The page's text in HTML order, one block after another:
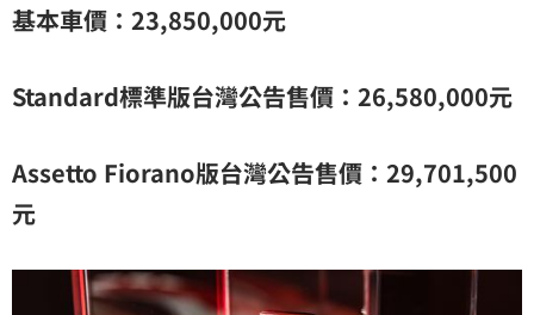
基本車價：23,850,000元
Standard標準版台灣公告售價：26,580,000元
Assetto Fiorano版台灣公告售價：29,701,500
元